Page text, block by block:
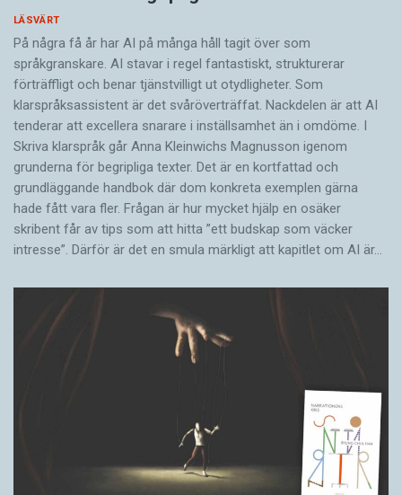
LÄSVÄRT
På några få år har AI på många håll tagit över som
språkgranskare. AI stavar i regel fantastiskt, strukturerar
förträffligt och benar tjänstvilligt ut otydligheter. Som
klarspråksassistent är det svår­överträffat. Nack­delen är att AI
tenderar att excellera snarare i inställsamhet än i omdöme. I
Skriva klarspråk går Anna Kleinwichs Magnusson igenom
grunderna för begripliga texter. Det är en kortfattad och
grundläggande handbok där dom konkreta exemplen gärna
hade fått vara fler. Frågan är hur mycket hjälp en osäker
skribent får av tips som att hitta ”ett budskap som väcker
intresse”. Därför är det en smula märkligt att kapitlet om AI är…